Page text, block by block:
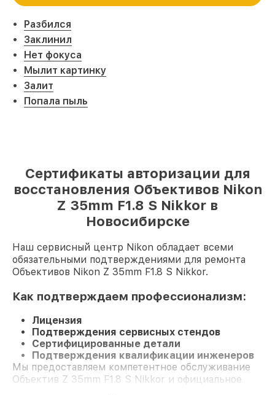
Разбился
Заклинил
Нет фокуса
Мылит картинку
Залит
Попала пыль
Сертификаты авторизации для
восстановления Объективов Nikon
Z 35mm F1.8 S Nikkor в
Новосибирске
Наш сервисный центр Nikon обладает всеми
обязательными подтверждениями для ремонта
Объективов Nikon Z 35mm F1.8 S Nikkor.
Как подтверждаем профессионализм:
Лицензия
Подтверждения сервисных стендов
Сертифицированные детали
Подтверждения квалификации инженеров
Мы предоставляем компетентное обслуживание
Объектив Z 35mm F1.8 S Nikkor и официальное